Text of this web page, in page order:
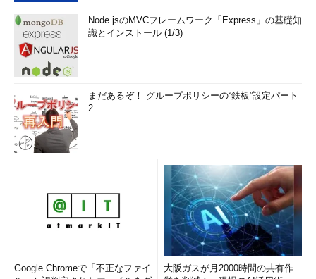
Node.jsのMVCフレームワーク「Express」の基礎知
識とインストール (1/3)
まだあるぞ！ グループポリシーの“鉄板”設定パート
2
Google Chromeで「不正なファイ
大阪ガスが月2000時間の共有作